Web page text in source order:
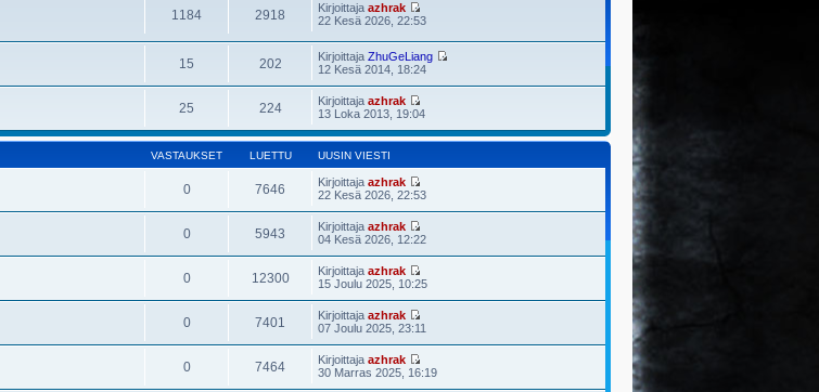
1184 2918 Kirjoittaja azhrak
22 Kesä 2026, 22:53
15 202 Kirjoittaja ZhuGeLiang
12 Kesä 2014, 18:24
25 224 Kirjoittaja azhrak
13 Loka 2013, 19:04
VASTAUKSET LUETTU UUSIN VIESTI
0 7646 Kirjoittaja azhrak
22 Kesä 2026, 22:53
0 5943 Kirjoittaja azhrak
04 Kesä 2026, 12:22
0 12300 Kirjoittaja azhrak
15 Joulu 2025, 10:25
0 7401 Kirjoittaja azhrak
07 Joulu 2025, 23:11
0 7464 Kirjoittaja azhrak
30 Marras 2025, 16:19